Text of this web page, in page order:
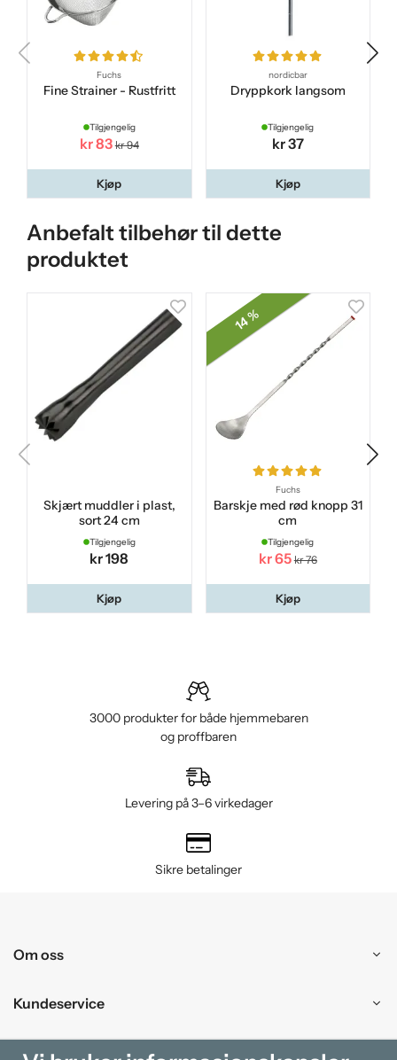
Fuchs
Fine Strainer - Rustfritt
Tilgjengelig
kr 83 kr 94
Kjøp
nordicbar
Dryppkork langsom
Tilgjengelig
kr 37
Kjøp
Anbefalt tilbehør til dette
produktet
Skjært muddler i plast,
sort 24 cm
Tilgjengelig
kr 198
Kjøp
14 %
Fuchs
Barskje med rød knopp 31
cm
Tilgjengelig
kr 65 kr 76
Kjøp
3000 produkter for både hjemmebaren
og proffbaren
Levering på 3–6 virkedager
Sikre betalinger
Om oss
Kundeservice
Kjøpesenter